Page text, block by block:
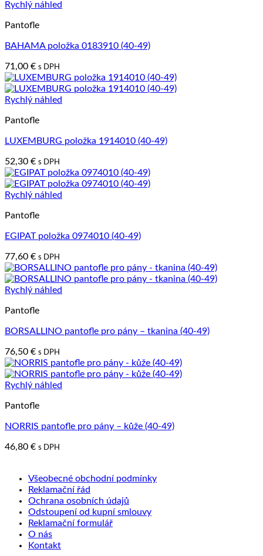
Rychlý náhled
Pantofle
BAHAMA položka 0183910 (40-49)
71,00 € s DPH
Rychlý náhled
Pantofle
LUXEMBURG položka 1914010 (40-49)
52,30 € s DPH
Rychlý náhled
Pantofle
EGIPAT položka 0974010 (40-49)
77,60 € s DPH
Rychlý náhled
Pantofle
BORSALLINO pantofle pro pány – tkanina (40-49)
76,50 € s DPH
Rychlý náhled
Pantofle
NORRIS pantofle pro pány – kůže (40-49)
46,80 € s DPH
Všeobecné obchodní podmínky
Reklamační řád
Ochrana osobních údajů
Odstoupení od kupní smlouvy
Reklamační formulář
O nás
Kontakt